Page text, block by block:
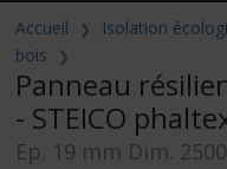
Accueil Isolation
bois
Panneau
- STEICO
Ep. 19 mm Dim.